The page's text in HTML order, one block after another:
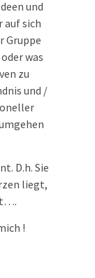
und
auf sich
Gruppe
was
zu
und /
D.h. Sie
liegt,
!